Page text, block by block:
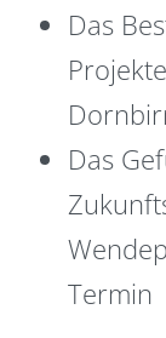
Das
Das
Termin